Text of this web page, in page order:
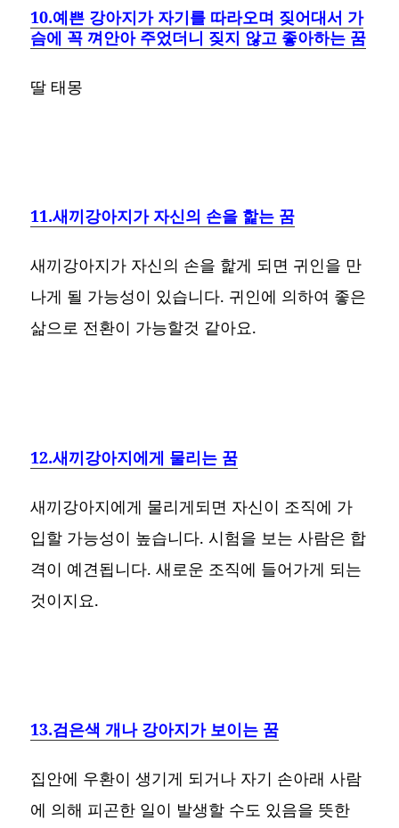
10.예쁜 강아지가 자기를 따라오며 짖어대서 가
슴에 꼭 껴안아 주었더니 짖지 않고 좋아하는 꿈
딸 태몽
11.새끼강아지가 자신의 손을 핥는 꿈
새끼강아지가 자신의 손을 핥게 되면 귀인을 만
나게 될 가능성이 있습니다. 귀인에 의하여 좋은
삶으로 전환이 가능할것 같아요.
12.새끼강아지에게 물리는 꿈
새끼강아지에게 물리게되면 자신이 조직에 가
입할 가능성이 높습니다. 시험을 보는 사람은 합
격이 예견됩니다. 새로운 조직에 들어가게 되는
것이지요.
13.검은색 개나 강아지가 보이는 꿈
집안에 우환이 생기게 되거나 자기 손아래 사람
에 의해 피곤한 일이 발생할 수도 있음을 뜻한